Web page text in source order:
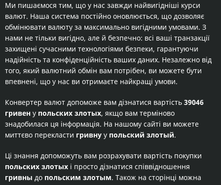
Ми пишаємося тим, що у нас завжди найвигідніші курси
валют. Наша система постійно оновлюється, що дозволяє
обмінювати валюту за максимально вигідними умовами. З
нами не тільки вигідно, але й безпечно: всі ваші транзакції
захищені сучасними технологіями безпеки, гарантуючи
надійність та конфіденційність ваших даних. Незалежно від
того, який валютний обмін вам потрібен, ви можете бути
впевнені, що у нас ви отримаєте найкращі умови.
Конвертер валют допоможе вам дізнатися вартість 39046
гривен у польских злотых, якщо вам терміново
знадобилася ця інформація. На нашому сайті ви можете
миттєво перекласти гривну у польский злотый.
Ці знання допоможуть вам розрахувати вартість покупки
польских злотых і просто дізнатися співвідношення
гривны до польским злотым. Також на сторінці можна